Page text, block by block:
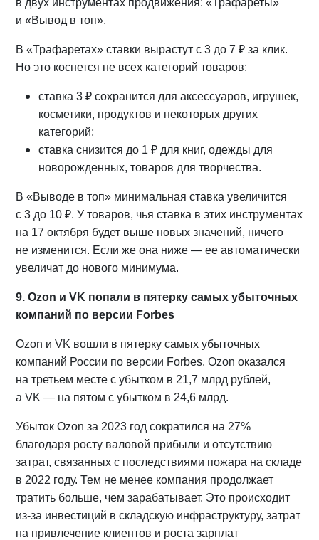
и «Вывод в топ».
В «Трафаретах» ставки вырастут с 3 до 7 ₽ за клик.
Но это коснется не всех категорий товаров:
ставка 3 ₽ сохранится для аксессуаров, игрушек,
косметики, продуктов и некоторых других
категорий;
ставка снизится до 1 ₽ для книг, одежды для
новорожденных, товаров для творчества.
В «Выводе в топ» минимальная ставка увеличится
с 3 до 10 ₽. У товаров, чья ставка в этих инструментах
на 17 октября будет выше новых значений, ничего
не изменится. Если же она ниже — ее автоматически
увеличат до нового минимума.
9. Ozon и VK попали в пятерку самых убыточных
компаний по версии Forbes
Ozon и VK вошли в пятерку самых убыточных
компаний России по версии Forbes. Ozon оказался
на третьем месте с убытком в 21,7 млрд рублей,
а VK — на пятом с убытком в 24,6 млрд.
Убыток Ozon за 2023 год сократился на 27%
благодаря росту валовой прибыли и отсутствию
затрат, связанных с последствиями пожара на складе
в 2022 году. Тем не менее компания продолжает
тратить больше, чем зарабатывает. Это происходит
из-за инвестиций в складскую инфраструктуру, затрат
на привлечение клиентов и роста зарплат